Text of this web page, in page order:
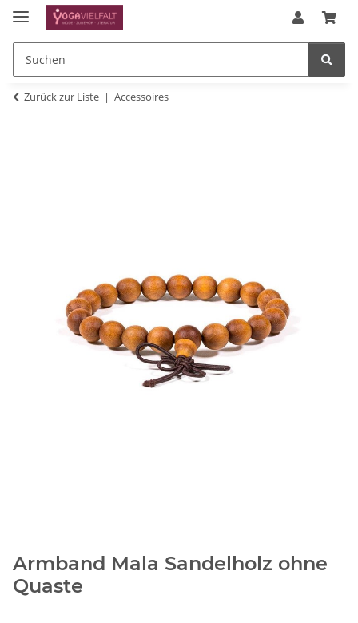
Zurück zur Liste Accessoires
Armband Mala Sandelholz ohne
Quaste